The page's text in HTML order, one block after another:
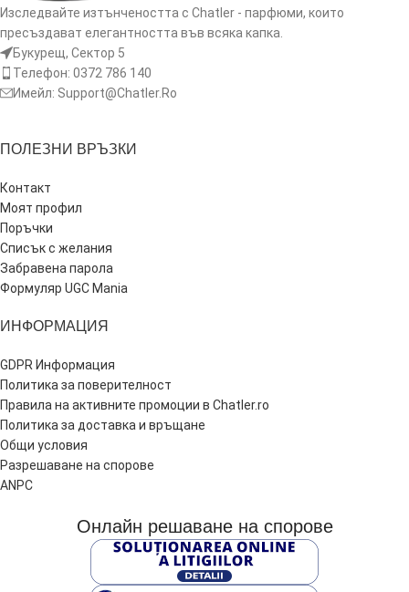
Изследвайте изтънчеността с Chatler - парфюми, които
пресъздават елегантността във всяка капка.
Букурещ, Сектор 5
Телефон: 0372 786 140
Имейл: Support@Chatler.Ro
ПОЛЕЗНИ ВРЪЗКИ
Контакт
Моят профил
Поръчки
Списък с желания
Забравена парола
Формуляр UGC Mania
ИНФОРМАЦИЯ
GDPR Информация
Политика за поверителност
Правила на активните промоции в Chatler.ro
Политика за доставка и връщане
Общи условия
Разрешаване на спорове
ANPC
Онлайн решаване на спорове